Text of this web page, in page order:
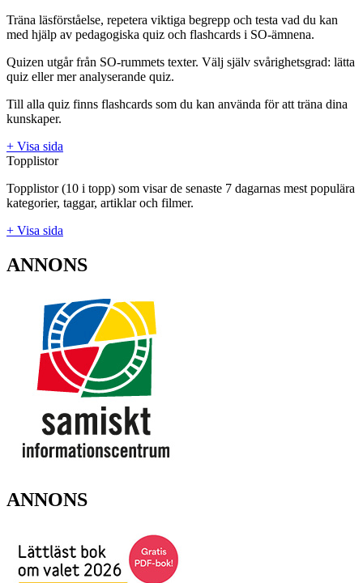
Träna läsförståelse, repetera viktiga begrepp och testa vad du kan
med hjälp av pedagogiska quiz och flashcards i SO-ämnena.
Quizen utgår från SO-rummets texter. Välj själv svårighetsgrad: lätta
quiz eller mer analyserande quiz.
Till alla quiz finns flashcards som du kan använda för att träna dina
kunskaper.
+ Visa sida
Topplistor
Topplistor (10 i topp) som visar de senaste 7 dagarnas mest populära
kategorier, taggar, artiklar och filmer.
+ Visa sida
ANNONS
ANNONS